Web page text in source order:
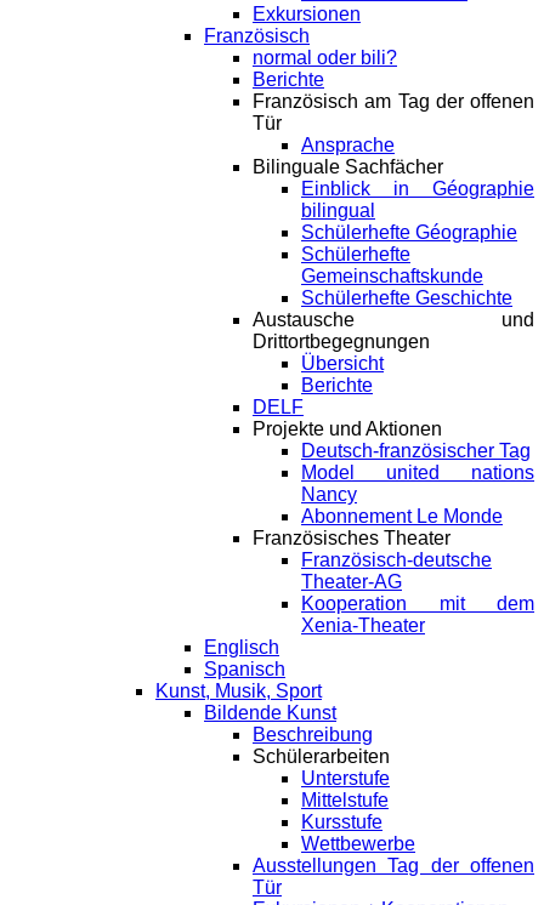
Exkursionen
Französisch
normal oder bili?
Berichte
Französisch am Tag der offenen
Tür
Ansprache
Bilinguale Sachfächer
Einblick in Géographie
bilingual
Schülerhefte Géographie
Schülerhefte
Gemeinschaftskunde
Schülerhefte Geschichte
Austausche und
Drittortbegegnungen
Übersicht
Berichte
DELF
Projekte und Aktionen
Deutsch-französischer Tag
Model united nations
Nancy
Abonnement Le Monde
Französisches Theater
Französisch-deutsche
Theater-AG
Kooperation mit dem
Xenia-Theater
Englisch
Spanisch
Kunst, Musik, Sport
Bildende Kunst
Beschreibung
Schülerarbeiten
Unterstufe
Mittelstufe
Kursstufe
Wettbewerbe
Ausstellungen Tag der offenen
Tür